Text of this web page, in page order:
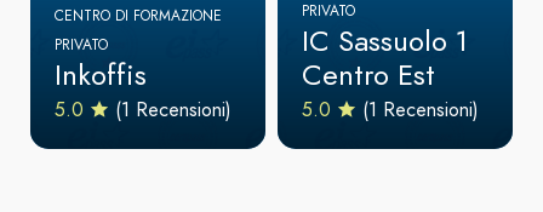
CENTRO DI FORMAZIONE
PRIVATO
Inkoffis
5.0 (1 Recensioni)
PRIVATO
IC Sassuolo 1
Centro Est
5.0 (1 Recensioni)